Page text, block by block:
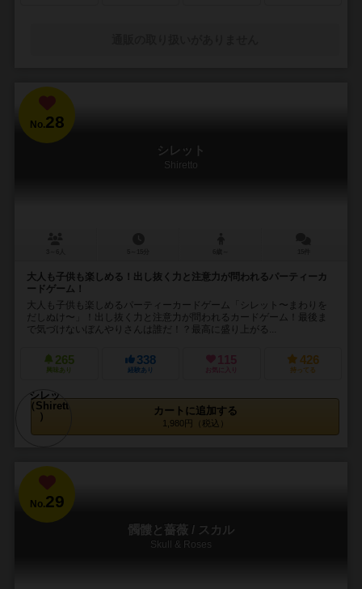
No.28
シレット
Shiretto
大人も子供も楽しめる！出し抜く力と注意力が問われるパーティーカ
ードゲーム！
大人も子供も楽しめるパーティーカードゲーム「シレット〜まわりを
だしぬけ〜」！出し抜く力と注意力が問われるカードゲーム！最後ま
で気づけないぼんやりさんは誰だ！？最高に盛り上がる...
265
興味あり
338
経験あり
115
お気に入り
426
持ってる
カートに追加する
1,980円（税込）
No.29
髑髏と薔薇 / スカル
Skull & Roses